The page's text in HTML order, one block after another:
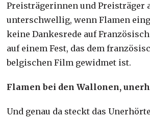
Preisträgerinnen und Preisträger
unterschwellig, wenn Flamen
keine Dankesrede auf
auf einem Fest, das dem
belgischen Film gewidmet ist.
Flamen bei den Wallonen,
Und genau da steckt das